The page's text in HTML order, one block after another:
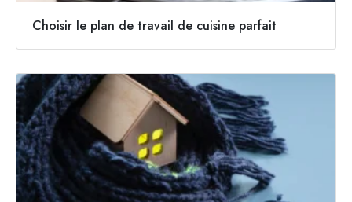
Choisir le plan de travail de cuisine parfait